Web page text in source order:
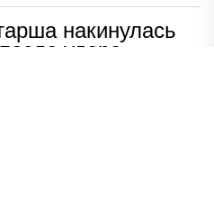
накинулась
удара